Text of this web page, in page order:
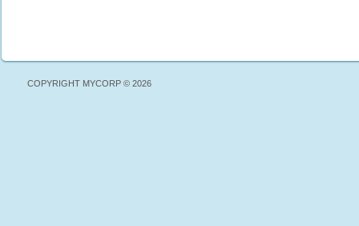
COPYRIGHT MYCORP © 2026